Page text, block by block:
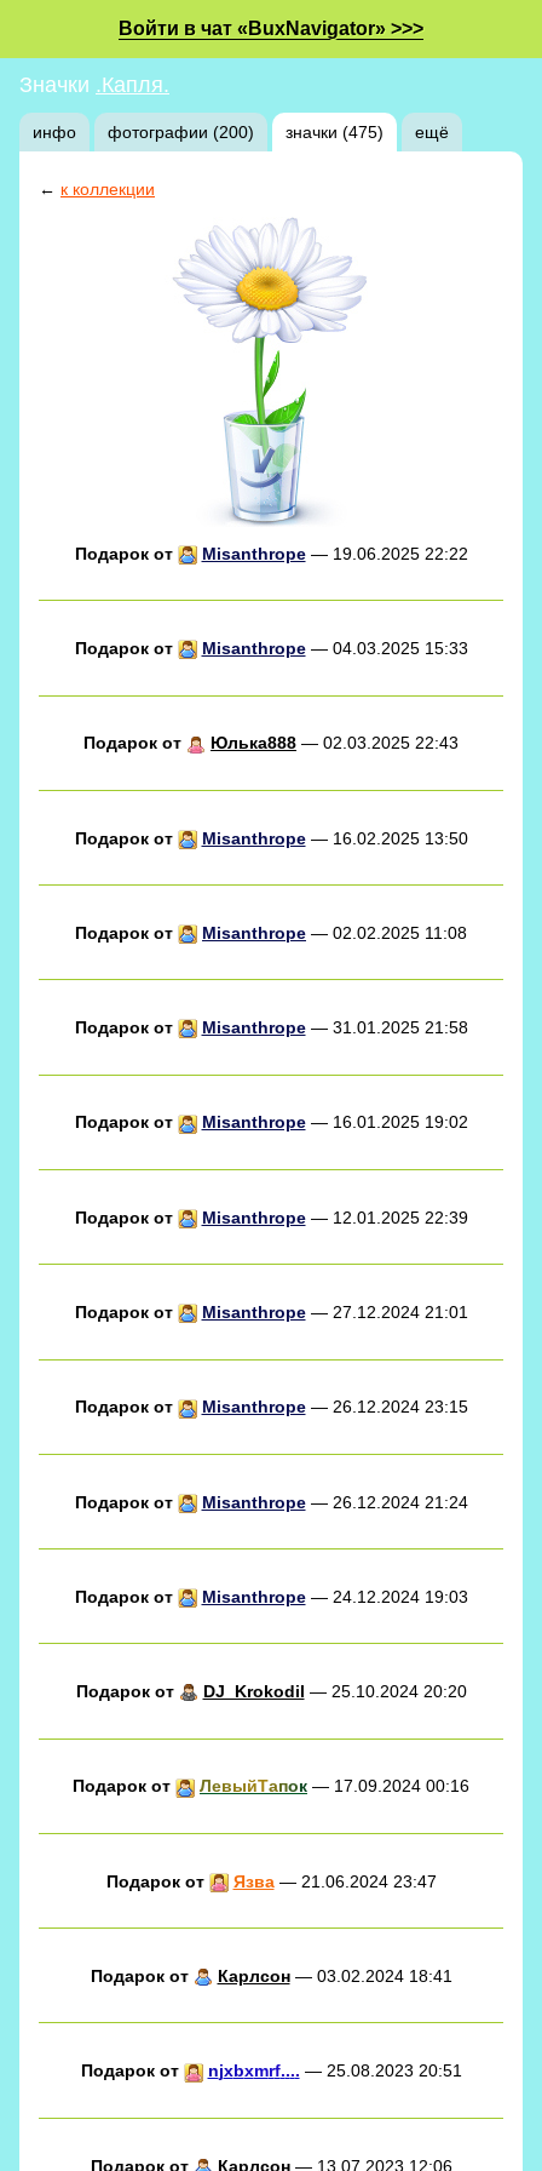
Войти в чат «BuxNavigator» >>>
Значки .Капля.
инфо фотографии (200) значки (475) ещё
← к коллекции
Подарок от Misanthrope— 19.06.2025 22:22
Подарок от Misanthrope— 04.03.2025 15:33
Подарок от Юлька888 — 02.03.2025 22:43
Подарок от Misanthrope— 16.02.2025 13:50
Подарок от Misanthrope — 02.02.2025 11:08
Подарок от Misanthrope— 31.01.2025 21:58
Подарок от Misanthrope— 16.01.2025 19:02
Подарок от Misanthrope— 12.01.2025 22:39
Подарок от Misanthrope— 27.12.2024 21:01
Подарок от Misanthrope— 26.12.2024 23:15
Подарок от Misanthrope— 26.12.2024 21:24
Подарок от Misanthrope— 24.12.2024 19:03
Подарок от DJ_Krokodil — 25.10.2024 20:20
Подарок от ЛевыйТапок — 17.09.2024 00:16
Подарок от Язва— 21.06.2024 23:47
Подарок от Карлсон— 03.02.2024 18:41
Подарок от njxbxmrf.... — 25.08.2023 20:51
Подарок от Карлсон— 13.07.2023 12:06